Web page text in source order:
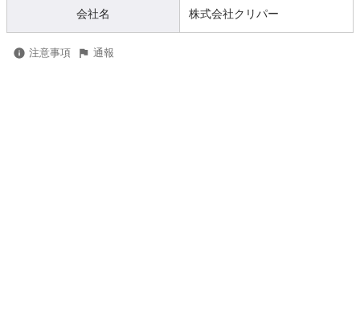
会社名 株式会社クリパー
注意事項 通報